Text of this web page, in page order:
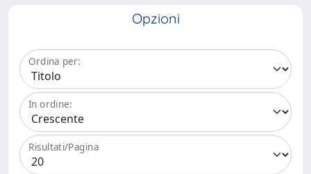
Opzioni
Ordina per:
In ordine:
Risultati/Pagina